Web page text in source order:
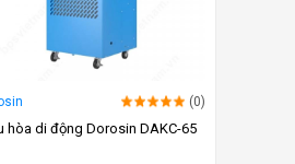
(0)
hòa di động Dorosin DAKC-65